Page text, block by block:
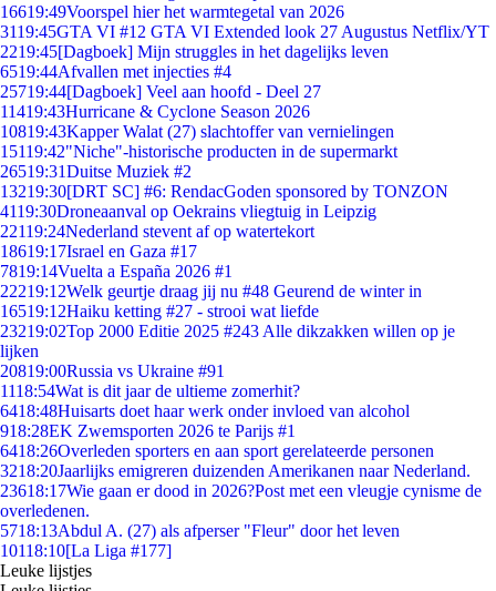
16619:49Voorspel hier het warmtegetal van 2026
3119:45GTA VI #12 GTA VI Extended look 27 Augustus Netflix/YT
2219:45[Dagboek] Mijn struggles in het dagelijks leven
6519:44Afvallen met injecties #4
25719:44[Dagboek] Veel aan hoofd - Deel 27
11419:43Hurricane & Cyclone Season 2026
10819:43Kapper Walat (27) slachtoffer van vernielingen
15119:42"Niche"-historische producten in de supermarkt
26519:31Duitse Muziek #2
13219:30[DRT SC] #6: RendacGoden sponsored by TONZON
4119:30Droneaanval op Oekrains vliegtuig in Leipzig
22119:24Nederland stevent af op watertekort
18619:17Israel en Gaza #17
7819:14Vuelta a España 2026 #1
22219:12Welk geurtje draag jij nu #48 Geurend de winter in
16519:12Haiku ketting #27 - strooi wat liefde
23219:02Top 2000 Editie 2025 #243 Alle dikzakken willen op je
lijken
20819:00Russia vs Ukraine #91
1118:54Wat is dit jaar de ultieme zomerhit?
6418:48Huisarts doet haar werk onder invloed van alcohol
918:28EK Zwemsporten 2026 te Parijs #1
6418:26Overleden sporters en aan sport gerelateerde personen
3218:20Jaarlijks emigreren duizenden Amerikanen naar Nederland.
23618:17Wie gaan er dood in 2026?Post met een vleugje cynisme de
overledenen.
5718:13Abdul A. (27) als afperser "Fleur" door het leven
10118:10[La Liga #177]
Leuke lijstjes